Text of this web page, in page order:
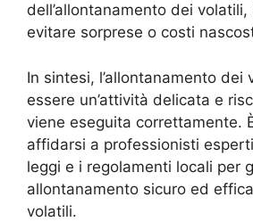
dell’allontanamento dei
evitare sorprese o costi
In sintesi, l’allontanamento dei
essere un’attività delicata e
viene eseguita correttamente.
affidarsi a professionisti
leggi e i regolamenti locali per
allontanamento sicuro ed
volatili.